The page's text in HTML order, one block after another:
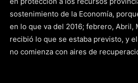
sostenimiento de la Economía,
en lo que va del 2016; febrero, Abril,
recibió lo que se estaba previsto, y
no comienza con aires de